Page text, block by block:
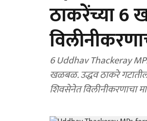
ठाकरेंच्या 6
6 Uddhav Thackeray MPs Form
खळबळ. उद्धव ठाकरे
शिवसेनेत विलीनीकरणाचा